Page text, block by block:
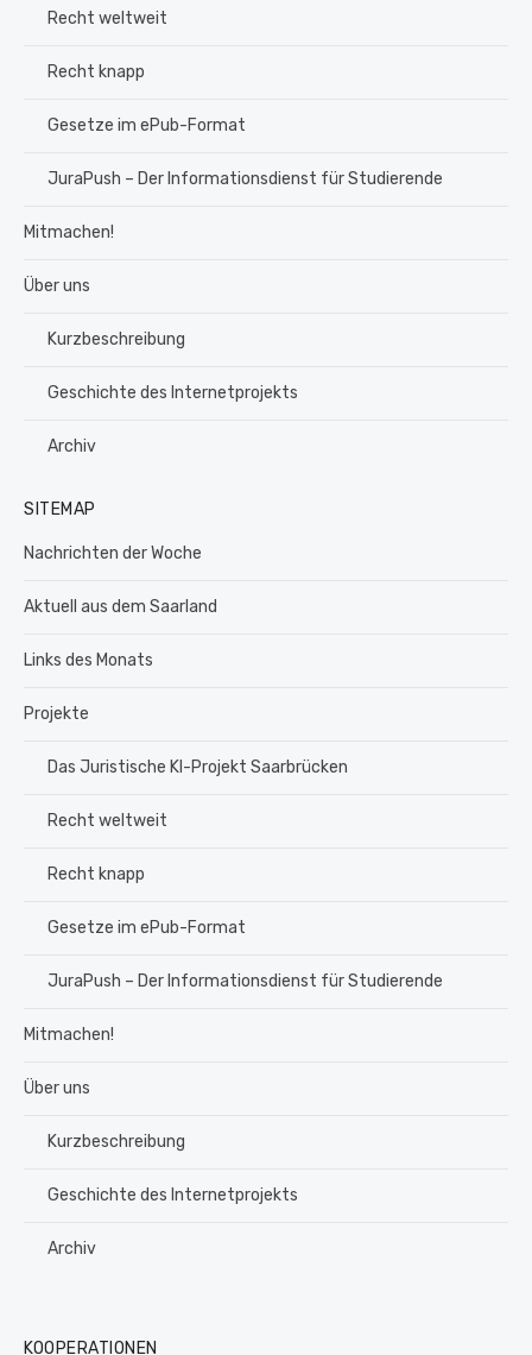
Recht weltweit
Recht knapp
Gesetze im ePub-Format
JuraPush – Der Informationsdienst für Studierende
Mitmachen!
Über uns
Kurzbeschreibung
Geschichte des Internetprojekts
Archiv
SITEMAP
Nachrichten der Woche
Aktuell aus dem Saarland
Links des Monats
Projekte
Das Juristische KI-Projekt Saarbrücken
Recht weltweit
Recht knapp
Gesetze im ePub-Format
JuraPush – Der Informationsdienst für Studierende
Mitmachen!
Über uns
Kurzbeschreibung
Geschichte des Internetprojekts
Archiv
KOOPERATIONEN